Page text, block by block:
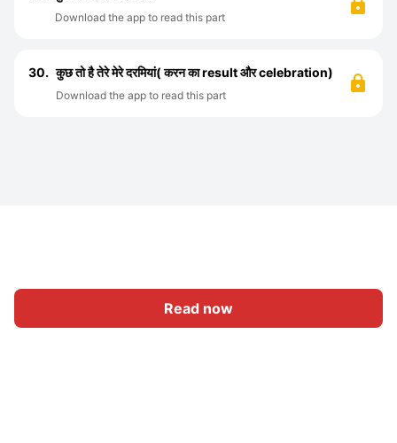
Read now
Download the app to read this part
30. कुछ तो है तेरे मेरे दरमियां( करन का result और celebration)
Download the app to read this part
Home Category Write Sign In